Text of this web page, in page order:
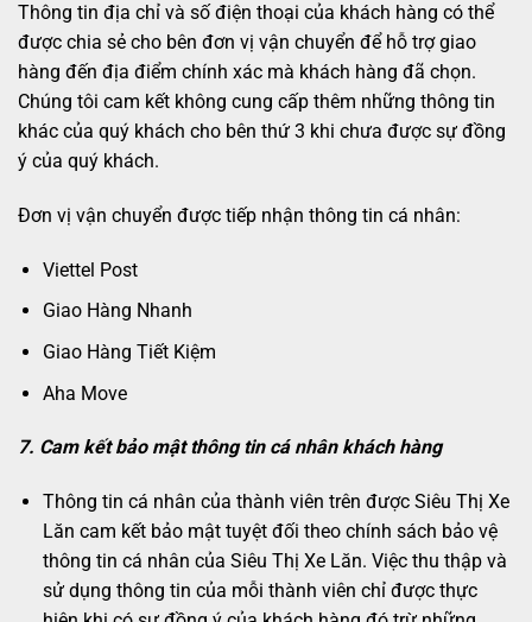
Thông tin địa chỉ và số điện thoại của khách hàng có thể
được chia sẻ cho bên đơn vị vận chuyển để hỗ trợ giao
hàng đến địa điểm chính xác mà khách hàng đã chọn.
Chúng tôi cam kết không cung cấp thêm những thông tin
khác của quý khách cho bên thứ 3 khi chưa được sự đồng
ý của quý khách.
Đơn vị vận chuyển được tiếp nhận thông tin cá nhân:
Viettel Post
Giao Hàng Nhanh
Giao Hàng Tiết Kiệm
Aha Move
7. Cam kết bảo mật thông tin cá nhân khách hàng
Thông tin cá nhân của thành viên trên được Siêu Thị Xe
Lăn cam kết bảo mật tuyệt đối theo chính sách bảo vệ
thông tin cá nhân của Siêu Thị Xe Lăn. Việc thu thập và
sử dụng thông tin của mỗi thành viên chỉ được thực